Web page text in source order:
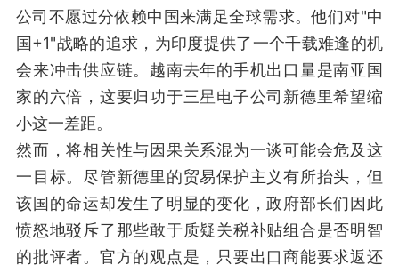
公司不愿过分依赖中国来满足全球需求。他们对"中
国+1"战略的追求，为印度提供了一个千载难逢的机
会来冲击供应链。越南去年的手机出口量是南亚国
家的六倍，这要归功于三星电子公司新德里希望缩
小这一差距。
然而，将相关性与因果关系混为一谈可能会危及这
一目标。尽管新德里的贸易保护主义有所抬头，但
该国的命运却发生了明显的变化，政府部长们因此
愤怒地驳斥了那些敢于质疑关税补贴组合是否明智
的批评者。官方的观点是，只要出口商能要求返还